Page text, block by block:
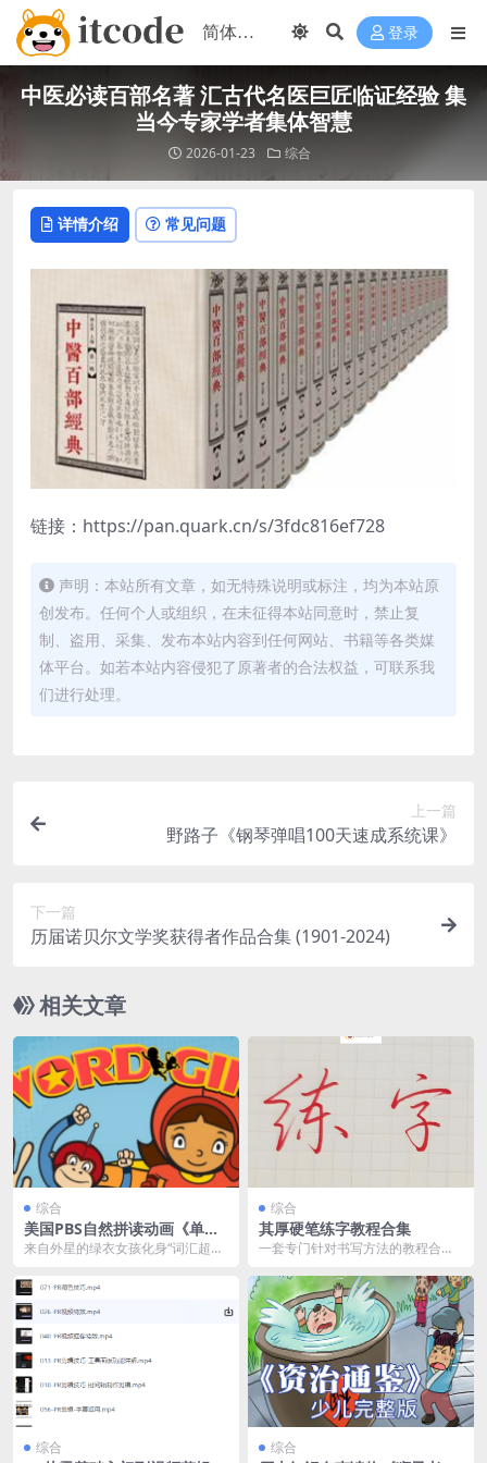
登录
中医必读百部名著 汇古代名医巨匠临证经验 集
当今专家学者集体智慧
2026-01-23 综合
详情介绍 常见问题
链接：https://pan.quark.cn/s/3fdc816ef728
声明：本站所有文章，如无特殊说明或标注，均为本站原
创发布。任何个人或组织，在未征得本站同意时，禁止复
制、盗用、采集、发布本站内容到任何网站、书籍等各类媒
体平台。如若本站内容侵犯了原著者的合法权益，可联系我
们进行处理。
上一篇
野路子《钢琴弹唱100天速成系统课》
下一篇
历届诺贝尔文学奖获得者作品合集 (1901-2024)
相关文章
综合
美国PBS自然拼读动画《单词
女孩 Word Girl (1-8季) 》
来自外星的绿衣女孩化身“词汇超
改变世界，连续15...
综合
其厚硬笔练字教程合集
一套专门针对书写方法的教程合
会写字。 链接：htt...
综合 综合